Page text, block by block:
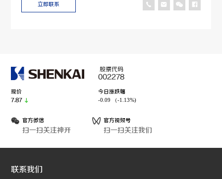
立即联系
股票代码
002278
现价
7.87
今日涨跌幅
-0.09 （-1.13%)
官方微信
扫一扫关注神开
官方视频号
扫一扫关注我们
联系我们